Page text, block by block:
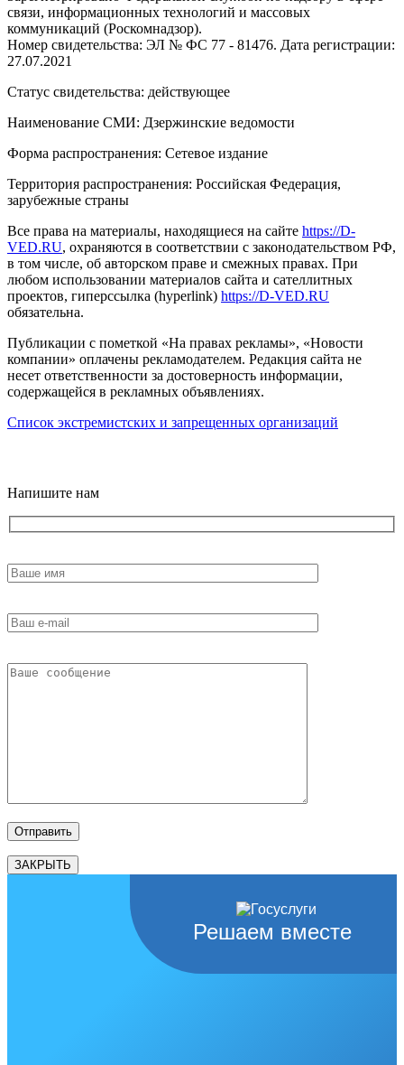
связи, информационных технологий и массовых
коммуникаций (Роскомнадзор).
Номер свидетельства: ЭЛ № ФС 77 - 81476. Дата регистрации:
27.07.2021
Статус свидетельства: действующее
Наименование СМИ: Дзержинские ведомости
Форма распространения: Сетевое издание
Территория распространения: Российская Федерация,
зарубежные страны
Все права на материалы, находящиеся на сайте https://D-
VED.RU, охраняются в соответствии с законодательством РФ,
в том числе, об авторском праве и смежных правах. При
любом использовании материалов сайта и сателлитных
проектов, гиперссылка (hyperlink) https://D-VED.RU
обязательна.
Публикации с пометкой «На правах рекламы», «Новости
компании» оплачены рекламодателем. Редакция сайта не
несет ответственности за достоверность информации,
содержащейся в рекламных объявлениях.
Список экстремистских и запрещенных организаций
Напишите нам
ЗАКРЫТЬ
Решаем вместе